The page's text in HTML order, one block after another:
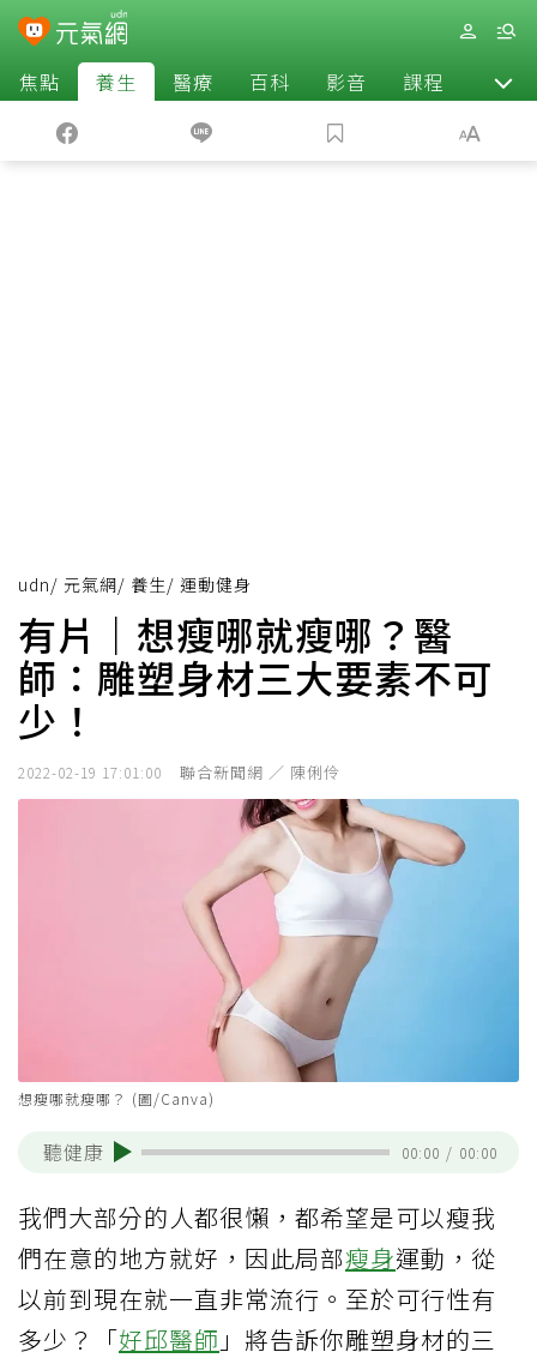
焦點 養生 醫療 百科 影音 課程 退休
udn/ 元氣網/ 養生/ 運動健身
有片｜想瘦哪就瘦哪？醫
師：雕塑身材三大要素不可
少！
2022-02-19 17:01:00 聯合新聞網 ／ 陳俐伶
想瘦哪就瘦哪？ (圖/Canva)
聽健康 00:00 / 00:00
我們大部分的人都很懶，都希望是可以瘦我
們在意的地方就好，因此局部瘦身運動，從
以前到現在就一直非常流行。至於可行性有
多少？「好邱醫師 」將告訴你雕塑身材的三